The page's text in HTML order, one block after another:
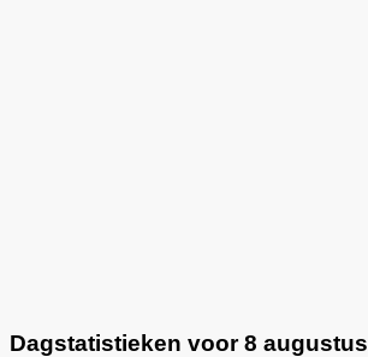
Dagstatistieken voor 8 augustus